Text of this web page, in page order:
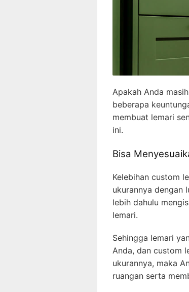
Apakah Anda
beberapa
membuat lemari
ini.
Bisa
Kelebihan custom
ukurannya dengan
lebih dahulu
lemari.
Sehingga lemari
Anda, dan custom
ukurannya, maka
ruangan serta